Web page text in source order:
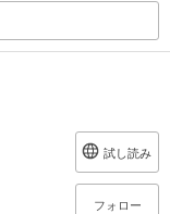
試し読み
フォロー